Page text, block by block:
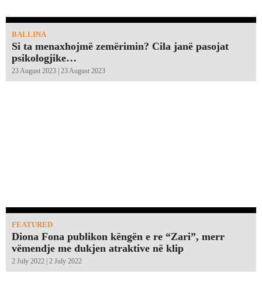
BALLINA
Si ta menaxhojmë zemërimin? Cila janë pasojat
psikologjike…
23 August 2023 | 23 August 2023
FEATURED
Diona Fona publikon këngën e re “Zari”, merr
vëmendje me dukjen atraktive në klip
2 July 2022 | 2 July 2022